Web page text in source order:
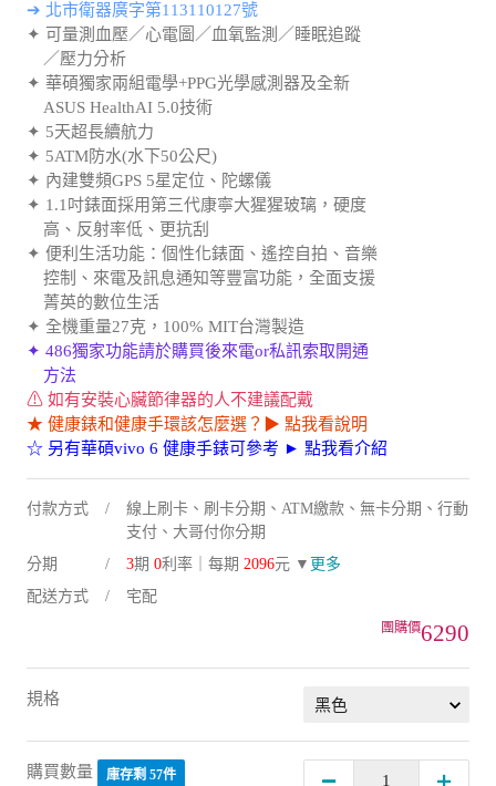
✦ 可量測血壓／心電圖／血氧監測／睡眠追蹤
／壓力分析
✦ 華碩獨家兩組電學+PPG光學感測器及全新
ASUS HealthAI 5.0技術
✦ 5天超長續航力
✦ 5ATM防水(水下50公尺)
✦ 內建雙頻GPS 5星定位、陀螺儀
✦ 1.1吋錶面採用第三代康寧大猩猩玻璃，硬度
高、反射率低、更抗刮
✦ 便利生活功能：個性化錶面、遙控自拍、音樂
控制、來電及訊息通知等豐富功能，全面支援
菁英的數位生活
✦ 全機重量27克，100% MIT台灣製造
✦ 486獨家功能請於購買後來電or私訊索取開通
方法
⚠ 如有安裝心臟節律器的人不建議配戴
★ 健康錶和健康手環該怎麼選？▶ 點我看說明
☆ 另有華碩vivo 6 健康手錶可參考 ► 點我看介紹
支付、大哥付你分期
3期0 利率｜每期2096
配送方式
宅配